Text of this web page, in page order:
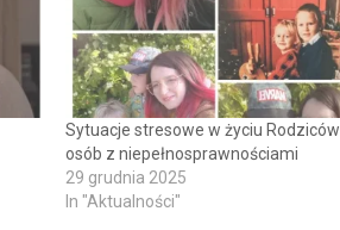
Sytuacje stresowe w życiu Rodziców
osób z niepełnosprawnościami
29 grudnia 2025
In "Aktualności"